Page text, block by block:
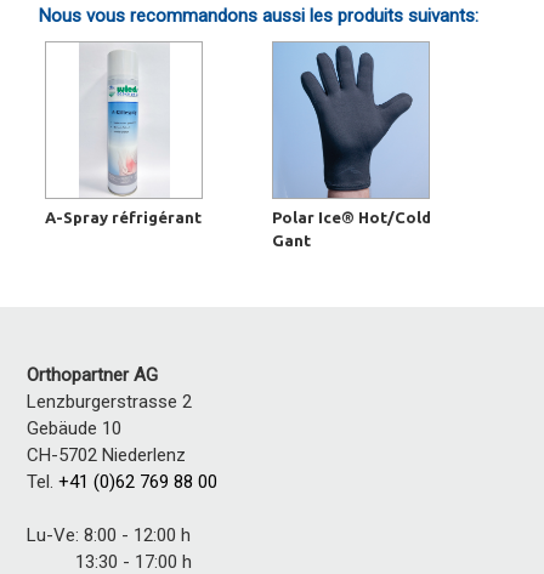
Nous vous recommandons aussi les produits suivants:
A-Spray réfrigérant
Polar Ice® Hot/Cold
Gant
Orthopartner AG
Lenzburgerstrasse 2
Gebäude 10
CH-5702 Niederlenz
Tel.+41 (0)62 769 88 00
Lu-Ve: 8:00 - 12:00 h
13:30 - 17:00 h